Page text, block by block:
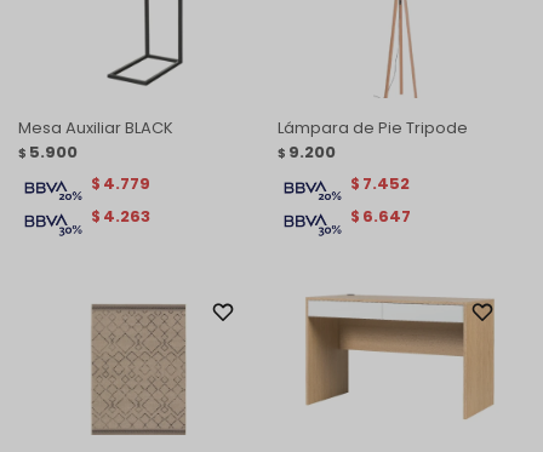
Mesa Auxiliar BLACK
$ 5.900
$ 4.263
$ 4.779
Lámpara de Pie Tripode
$ 9.200
$ 6.647
$ 7.452